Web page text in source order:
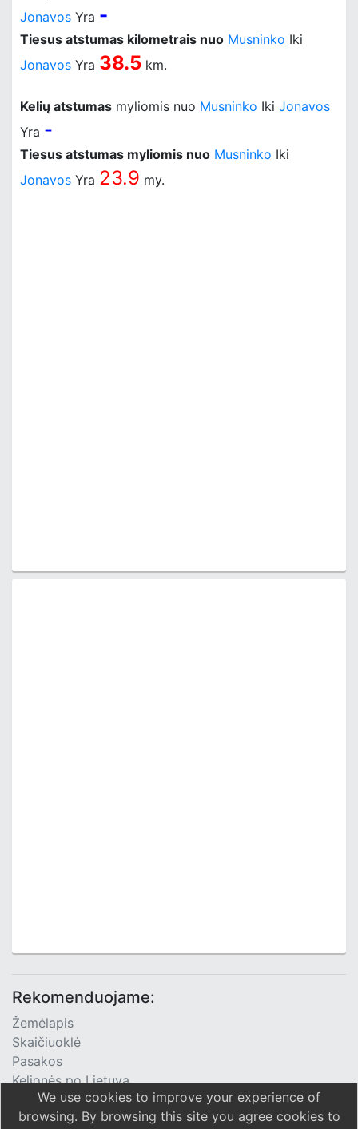
Jonavos Yra -
Tiesus atstumas kilometrais nuo Musninko Iki
Jonavos Yra 38.5 km.
Kelių atstumas myliomis nuo Musninko Iki Jonavos
Yra -
Tiesus atstumas myliomis nuo Musninko Iki
Jonavos Yra 23.9 my.
Rekomenduojame:
Žemėlapis
Skaičiuoklė
Pasakos
Kelionės po Lietuvą
TV Programa
We use cookies to improve your experience of
browsing. By browsing this site you agree cookies to